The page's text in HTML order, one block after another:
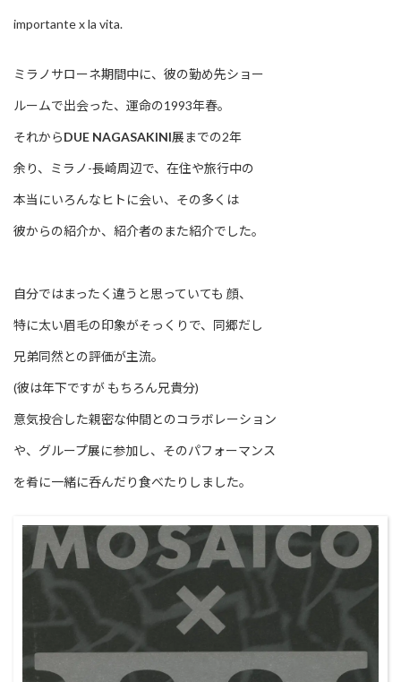
importante x la vita.
ミラノサローネ期間中に、彼の勤め先ショー
ルームで出会った、運命の1993年春。
それからDUE NAGASAKINI展までの2年
余り、ミラノ-長崎周辺で、在住や旅行中の
本当にいろんなヒトに会い、その多くは
彼からの紹介か、紹介者のまた紹介でした。
自分ではまったく違うと思っていても 顔、
特に太い眉毛の印象がそっくりで、同郷だし
兄弟同然との評価が主流。
(彼は年下ですが もちろん兄貴分)
意気投合した親密な仲間とのコラボレーション
や、グループ展に参加し、そのパフォーマンス
を肴に一緒に呑んだり食べたりしました。